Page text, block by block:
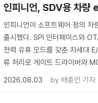
인피니언, SDV용 차
인피니언이 소프트웨어 정의
출시했다. SPI 인터페이스와
전력 유휴 모드를 갖춘 차세대
류 처리로 게이트 드라이버와
2026.08.03
by 배종인 기자